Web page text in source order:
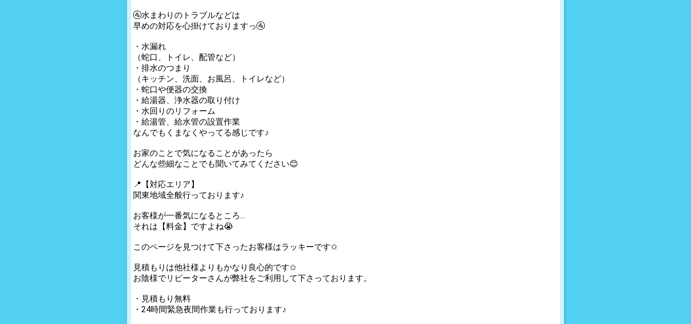
🚰水まわりのトラブルなどは
早めの対応を心掛けておりますっ🚰
・水漏れ
（蛇口、トイレ、配管など）
・排水のつまり
（キッチン、洗面、お風呂、トイレなど）
・蛇口や便器の交換
・給湯器、浄水器の取り付け
・水回りのリフォーム
・給湯管、給水管の設置作業
なんでもくまなくやってる感じです♪
お家のことで気になることがあったら
どんな些細なことでも聞いてみてください😊
📍【対応エリア】
関東地域全般行っております♪
お客様が一番気になるところ...
それは【料金】ですよね😭
このページを見つけて下さったお客様はラッキーです✩
見積もりは他社様よりもかなり良心的です✩
お陰様でリピーターさんが弊社をご利用して下さっております。
・見積もり無料
・24時間緊急夜間作業も行っております♪